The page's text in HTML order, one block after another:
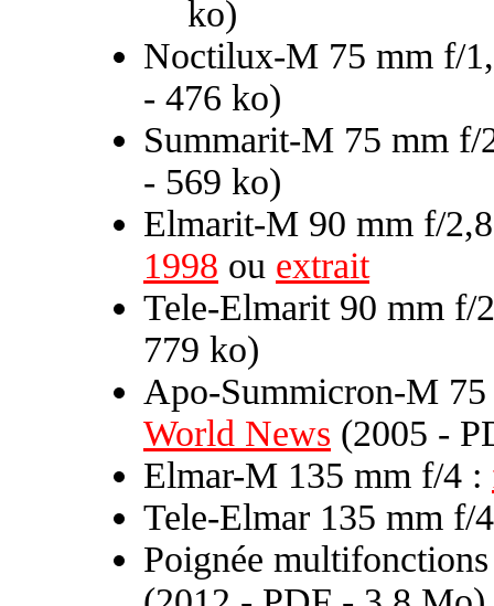
ko)
Noctilux-M 75 mm f/
- 476 ko)
Summarit-M 75 mm
- 569 ko)
Elmarit-M 90 mm f/
1998 ou extrait
Tele-Elmarit 90 mm f/
779 ko)
Apo-Summicron-M
World News (2005 -
Elmar-M 135 mm f/4 :
Tele-Elmar 135 mm f/
Poignée